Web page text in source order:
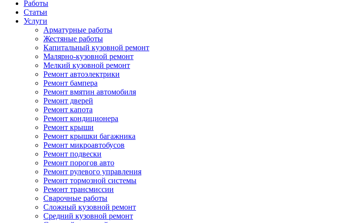
Работы
Статьи
Услуги
Арматурные работы
Жестяные работы
Капитальный кузовной ремонт
Малярно-кузовной ремонт
Мелкий кузовной ремонт
Ремонт автоэлектрики
Ремонт бампера
Ремонт вмятин автомобиля
Ремонт дверей
Ремонт капота
Ремонт кондиционера
Ремонт крыши
Ремонт крышки багажника
Ремонт микроавтобусов
Ремонт подвески
Ремонт порогов авто
Ремонт рулевого управления
Ремонт тормозной системы
Ремонт трансмиссии
Сварочные работы
Сложный кузовной ремонт
Средний кузовной ремонт